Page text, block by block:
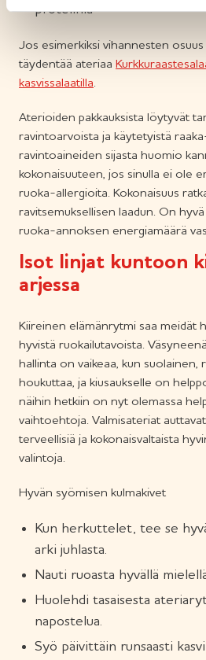
proteiinia
Jos esimerkiksi vihannesten osuus
täydentää ateriaa
kasvissalaatilla.
Aterioiden pakkauksista löytyvät
ravintoarvoista ja käytetyistä
ravintoaineiden sijasta huomio
kokonaisuuteen, jos sinulla ei ole
ruoka-allergioita. Kokonaisuus
ravitsemuksellisen laadun. On
ruoka-annoksen energiamäärä
Isot linjat kuntoon
arjessa
Kiireinen elämänrytmi saa meidät
hyvistä ruokailutavoista.
hallinta on vaikeaa, kun suolainen,
houkuttaa, ja kiusaukselle on
näihin hetkiin on nyt olemassa
vaihtoehtoja. Valmisateriat
terveellisiä ja kokonaisvaltaista
valintoja.
Hyvän syömisen kulmakivet
Kun herkuttelet, tee se
arki juhlasta.
Nauti ruoasta hyvällä
Huolehdi tasaisesta
napostelua.
Syö päivittäin runsaasti